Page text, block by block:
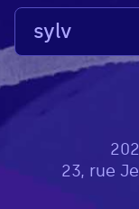
23, rue